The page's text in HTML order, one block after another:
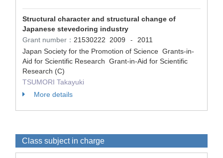
Structural character and structural change of
Japanese stevedoring industry
Grant number： 21530222 2009 -
2011
Japan Society for the Promotion of Science Grants-in-
Aid for Scientific Research Grant-in-Aid for Scientific
Research (C)
TSUMORI Takayuki
More details
Class subject in charge